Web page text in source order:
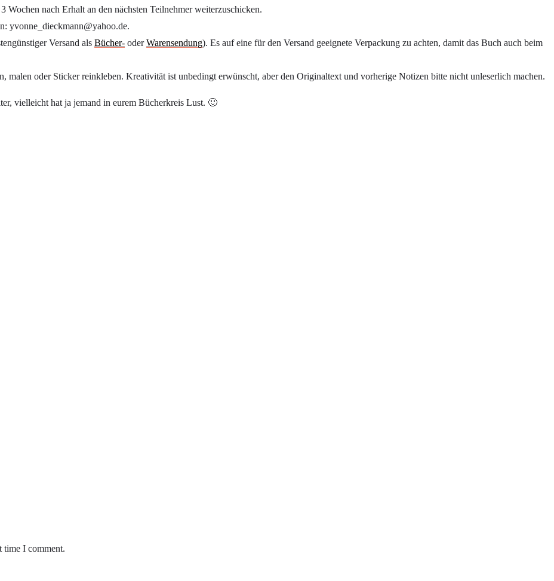
nach Erhalt an den nächsten Teilnehmer weiterzuschicken.
yvonne_dieckmann@yahoo.de.
Versand als Bücher- oderWarensendung). Es auf eine für den Versand geeignete Verpackung zu achten, damit das Buch auch beim
malen oder Sticker reinkleben. Kreativität ist unbedingt erwünscht, aber den Originaltext und vorherige Notizen bitte nicht unleserlich machen.
vielleicht hat ja jemand in eurem Bücherkreis Lust. 🙂
time I comment.